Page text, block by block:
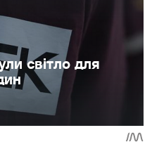
світло для